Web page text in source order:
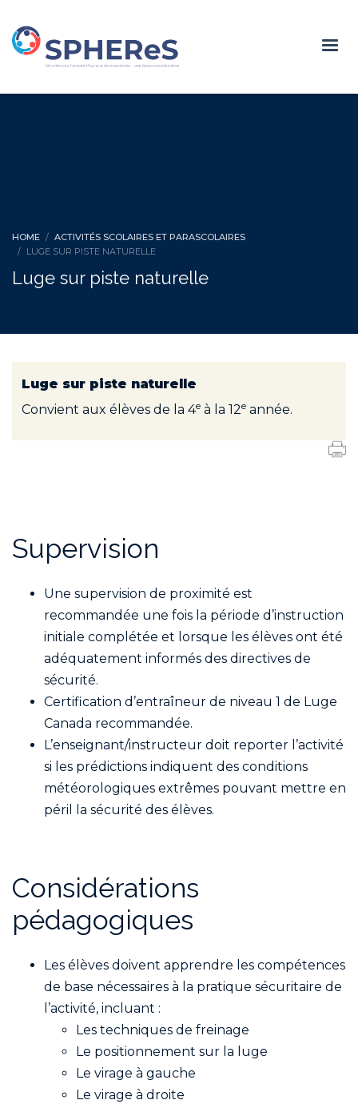
HOME
ACTIVITÉS SCOLAIRES ET PARASCOLAIRES
LUGE SUR PISTE NATURELLE
Luge sur piste naturelle
Luge sur piste naturelle
Convient aux élèves de la 4e à la 12e année.
Supervision
Une supervision de proximité est
recommandée une fois la période d’instruction
initiale complétée et lorsque les élèves ont été
adéquatement informés des directives de
sécurité.
Certification d’entraîneur de niveau 1 de Luge
Canada recommandée.
L’enseignant/instructeur doit reporter l’activité
si les prédictions indiquent des conditions
météorologiques extrêmes pouvant mettre en
péril la sécurité des élèves.
Considérations
pédagogiques
Les élèves doivent apprendre les compétences
de base nécessaires à la pratique sécuritaire de
l’activité, incluant :
Les techniques de freinage
Le positionnement sur la luge
Le virage à gauche
Le virage à droite